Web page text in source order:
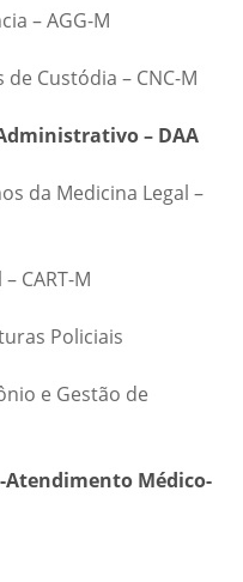
– AGG-M
Custódia – CNC-M
– DAA
da Medicina Legal –
CART-M
Policiais
e Gestão de
Médico-